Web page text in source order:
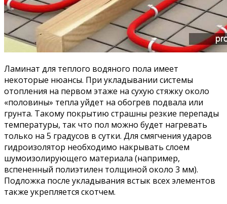
Ламинат для теплого водяного пола имеет
некоторые нюансы. При укладывании системы
отопления на первом этаже на сухую стяжку около
«половины» тепла уйдет на обогрев подвала или
грунта. Такому покрытию страшны резкие перепады
температуры, так что пол можно будет нагревать
только на 5 градусов в сутки. Для смягчения ударов
гидроизолятор необходимо накрывать слоем
шумоизолирующего материала (например,
вспененный полиэтилен толщиной около 3 мм).
Подложка после укладывания встык всех элементов
также укрепляется скотчем.